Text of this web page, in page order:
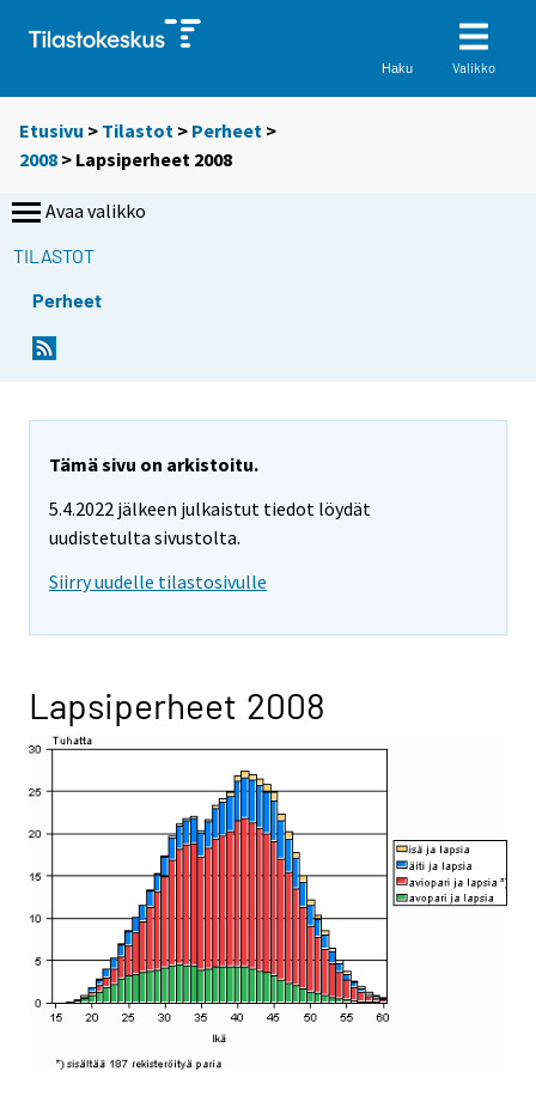
Haku Valikko
Etusivu > Tilastot > Perheet >
2008 > Lapsiperheet 2008
Avaa valikko
TILASTOT
Perheet
Tämä sivu on arkistoitu.
5.4.2022 jälkeen julkaistut tiedot löydät
uudistetulta sivustolta.
Siirry uudelle tilastosivulle
Lapsiperheet 2008